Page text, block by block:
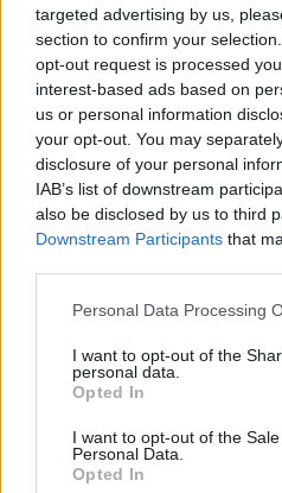
targeted advertising by us,
section to confirm your
opt-out request is processed
interest-based ads based on
us or personal information
your opt-out. You may
disclosure of your personal
IAB’s list of downstream
also be disclosed by us to third
Downstream Participants that
Personal Data Processing
I want to opt-out of the
personal data.
Opted In
I want to opt-out of the
Personal Data.
Opted In
Formação em Psicologia do
Lançamento do livro "Temas
Grupo Desportivo dos
Nacional de Sub-14 de